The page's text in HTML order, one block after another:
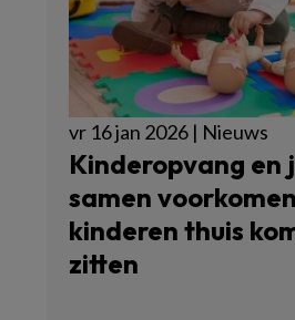
vr 16 jan 2026 | Nieuws
Kinderopvang en
samen
kinderen thuis
zitten